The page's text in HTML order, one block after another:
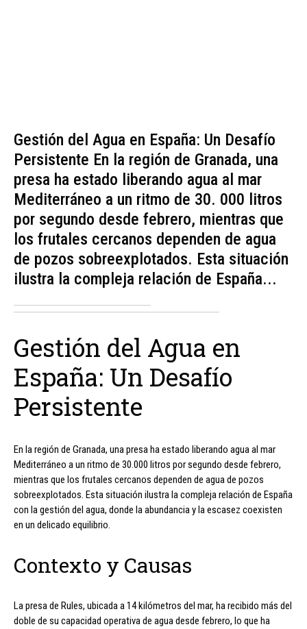
Gestión del Agua en España: Un Desafío
Persistente En la región de Granada, una
presa ha estado liberando agua al mar
Mediterráneo a un ritmo de 30. 000 litros
por segundo desde febrero, mientras que
los frutales cercanos dependen de agua
de pozos sobreexplotados. Esta situación
ilustra la compleja relación de España...
Gestión del Agua en
España: Un Desafío
Persistente
En la región de Granada, una presa ha estado liberando agua al mar
Mediterráneo a un ritmo de 30.000 litros por segundo desde febrero,
mientras que los frutales cercanos dependen de agua de pozos
sobreexplotados. Esta situación ilustra la compleja relación de España
con la gestión del agua, donde la abundancia y la escasez coexisten
en un delicado equilibrio.
Contexto y Causas
La presa de Rules, ubicada a 14 kilómetros del mar, ha recibido más del
doble de su capacidad operativa de agua desde febrero, lo que ha